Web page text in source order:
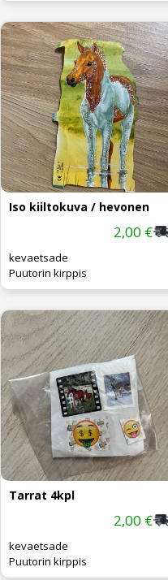
Iso kiiltokuva / hevonen
2,00 €
kevaetsade
Puutorin kirppis
Tarrat 4kpl
2,00 €
kevaetsade
Puutorin kirppis